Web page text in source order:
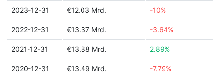
2023-12-31 €12.03 Mrd. -10%
2022-12-31 €13.37 Mrd. -3.64%
2021-12-31 €13.88 Mrd. 2.89%
2020-12-31 €13.49 Mrd. -7.79%